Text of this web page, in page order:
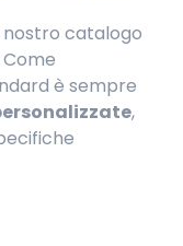
nostro catalogo
è sempre
,